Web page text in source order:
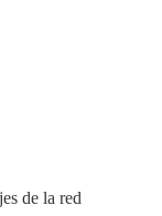
de la red